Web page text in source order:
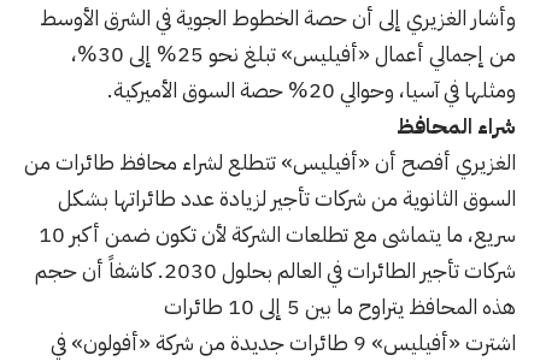
وأشار الغزيري إلى أن حصة الخطوط الجوية في الشرق الأوسط
من إجمالي أعمال«أفيليس»تبلغ نحو 25 % إلى 30 %،
ومثلها في آسيا، وحوالي 20
%حصة السوق الأميركية.
شراء المحافظ
الغزيري أفصح أن«أفيليس»تتطلع لشراء محافظ طائرات من
السوق الثانوية من شركات تأجير لزيادة عدد طائراتها بشكل
سريع، ما يتماشى مع تطلعات الشركة لأن تكون ضمن أكبر 10
شركات تأجير الطائرات في العالم بحلول 2030
.كاشفاً أن حجم
هذه المحافظ يتراوح ما بين 5 إلى 10 طائرات
اشترت«أفيليس»
«أفولون»في